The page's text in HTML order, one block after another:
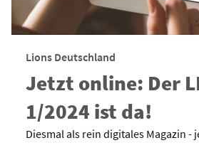
Lions Deutschland
Jetzt online: Der
1/2024 ist da!
Diesmal als rein digitales Magazin -